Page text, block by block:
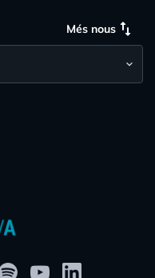
Més nous swap_vert